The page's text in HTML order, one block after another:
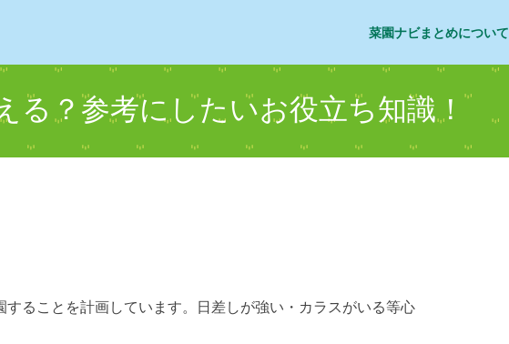
菜園ナビまとめについて
る？参考にしたいお役立ち知識！
ることを計画しています。日差しが強い・カラスがいる等心